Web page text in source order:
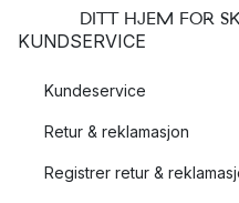
DITT HJEM FOR
KUNDSERVICE
Kundeservice
Retur & reklamasjon
Registrer retur &